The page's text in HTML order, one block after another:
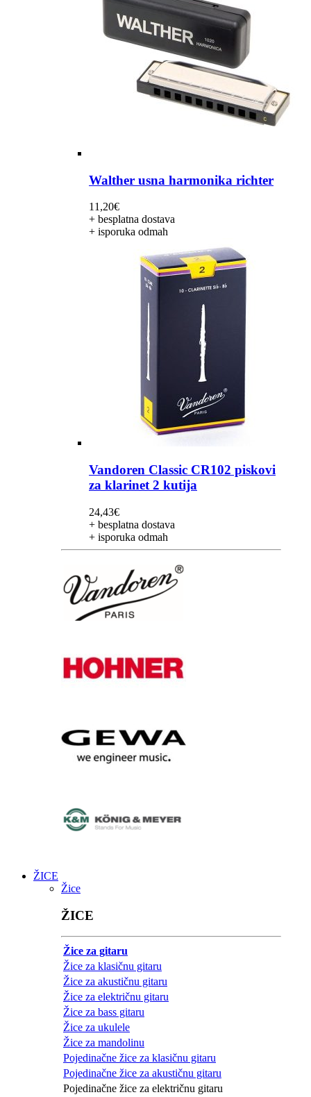
Walther usna harmonika richter
11,20€
+ besplatna dostava
+ isporuka odmah
Vandoren Classic CR102 piskovi
za klarinet 2 kutija
24,43€
+ besplatna dostava
+ isporuka odmah
ŽICE
Žice
ŽICE
Žice za gitaru
Žice za klasičnu gitaru
Žice za akustičnu gitaru
Žice za električnu gitaru
Žice za bass gitaru
Žice za ukulele
Žice za mandolinu
Pojedinačne žice za klasičnu gitaru
Pojedinačne žice za akustičnu gitaru
Pojedinačne žice za električnu gitaru